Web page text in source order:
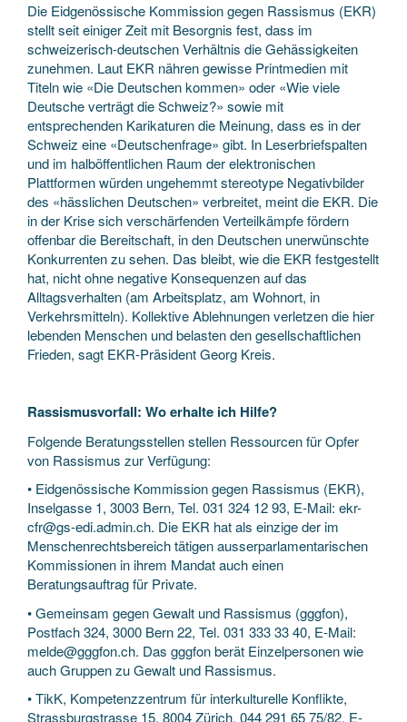
Die Eidgenössische Kommission gegen Rassismus (EKR)
stellt seit einiger Zeit mit Besorgnis fest, dass im
schweizerisch-deutschen Verhältnis die Gehässigkeiten
zunehmen. Laut EKR nähren gewisse Printmedien mit
Titeln wie «Die Deutschen kommen» oder «Wie viele
Deutsche verträgt die Schweiz?» sowie mit
entsprechenden Karikaturen die Meinung, dass es in der
Schweiz eine «Deutschenfrage» gibt. In Leserbriefspalten
und im halböffentlichen Raum der elektronischen
Plattformen würden ungehemmt stereotype Negativbilder
des «hässlichen Deutschen» verbreitet, meint die EKR. Die
in der Krise sich verschärfenden Verteilkämpfe fördern
offenbar die Bereitschaft, in den Deutschen unerwünschte
Konkurrenten zu sehen. Das bleibt, wie die EKR festgestellt
hat, nicht ohne negative Konsequenzen auf das
Alltagsverhalten (am Arbeitsplatz, am Wohnort, in
Verkehrsmitteln). Kollektive Ablehnungen verletzen die hier
lebenden Menschen und belasten den gesellschaftlichen
Frieden, sagt EKR-Präsident Georg Kreis.
Rassismusvorfall: Wo erhalte ich Hilfe?
Folgende Beratungsstellen stellen Ressourcen für Opfer
von Rassismus zur Verfügung:
• Eidgenössische Kommission gegen Rassismus (EKR),
Inselgasse 1, 3003 Bern, Tel. 031 324 12 93, E-Mail: ekr-
cfr@gs-edi.admin.ch. Die EKR hat als einzige der im
Menschenrechtsbereich tätigen ausserparlamentarischen
Kommissionen in ihrem Mandat auch einen
Beratungsauftrag für Private.
• Gemeinsam gegen Gewalt und Rassismus (gggfon),
Postfach 324, 3000 Bern 22, Tel. 031 333 33 40, E-Mail:
melde@gggfon.ch. Das gggfon berät Einzelpersonen wie
auch Gruppen zu Gewalt und Rassismus.
• TikK, Kompetenzzentrum für interkulturelle Konflikte,
Strassburgstrasse 15, 8004 Zürich, 044 291 65 75/82, E-